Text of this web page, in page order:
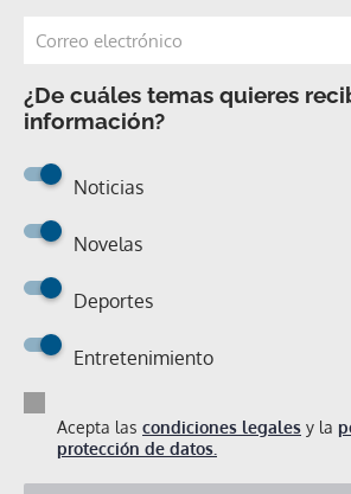
¿De cuáles temas quieres
información?
Noticias
Novelas
Deportes
Entretenimiento
Acepta las condiciones legales y la
protección de datos.